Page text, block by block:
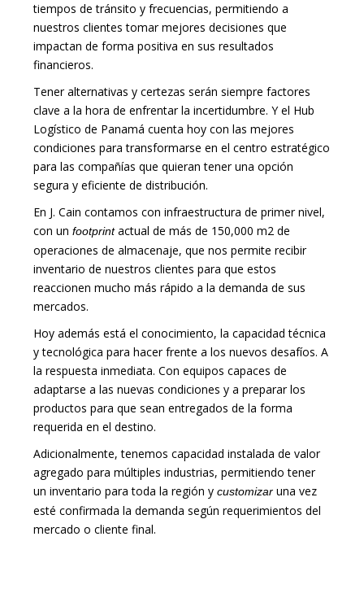
tiempos de tránsito y frecuencias, permitiendo a
nuestros clientes tomar mejores decisiones que
impactan de forma positiva en sus resultados
financieros.
Tener alternativas y certezas serán siempre factores
clave a la hora de enfrentar la incertidumbre. Y el Hub
Logístico de Panamá cuenta hoy con las mejores
condiciones para transformarse en el centro estratégico
para las compañías que quieran tener una opción
segura y eficiente de distribución.
En J. Cain contamos con infraestructura de primer nivel,
con unfootprintactual de más de 150,000 m2 de
operaciones de almacenaje, que nos permite recibir
inventario de nuestros clientes para que estos
reaccionen mucho más rápido a la demanda de sus
mercados.
Hoy además está el conocimiento, la capacidad técnica
y tecnológica para hacer frente a los nuevos desafíos. A
la respuesta inmediata. Con equipos capaces de
adaptarse a las nuevas condiciones y a preparar los
productos para que sean entregados de la forma
requerida en el destino.
Adicionalmente, tenemos capacidad instalada de valor
agregado para múltiples industrias, permitiendo tener
un inventario para toda la región ycustomizar una vez
esté confirmada la demanda según requerimientos del
mercado o cliente final.